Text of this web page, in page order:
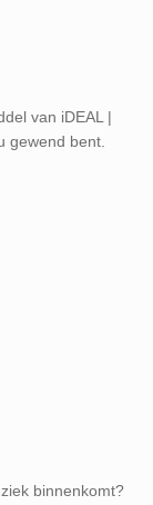
van iDEAL |
gewend bent.
binnenkomt?